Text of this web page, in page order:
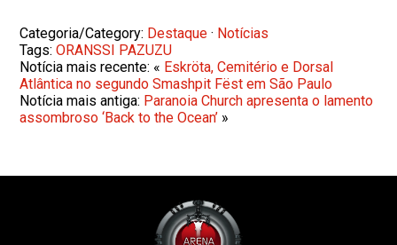
Categoria/Category: Destaque · Notícias
Tags:ORANSSI PAZUZU
Notícia mais recente: « Eskröta, Cemitério e Dorsal
Atlântica no segundo Smashpit Fëst em São Paulo
Notícia mais antiga: Paranoia Church apresenta o lamento
assombroso ‘Back to the Ocean’ »